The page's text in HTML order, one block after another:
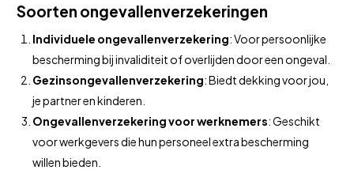
Soorten ongevallenverzekeringen
Individuele ongevallenverzekering: Voor persoonlijke
bescherming bij invaliditeit of overlijden door een ongeval.
Gezinsongevallenverzekering: Biedt dekking voor jou,
je partner en kinderen.
Ongevallenverzekering voor werknemers: Geschikt
voor werkgevers die hun personeel extra bescherming
willen bieden.